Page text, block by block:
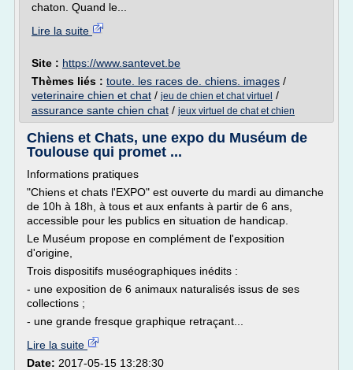
chaton. Quand le...
Lire la suite
Site : https://www.santevet.be
Thèmes liés : toute. les races de. chiens. images /
veterinaire chien et chat / jeu de chien et chat virtuel /
assurance sante chien chat / jeux virtuel de chat et chien
Chiens et Chats, une expo du Muséum de
Toulouse qui promet ...
Informations pratiques
"Chiens et chats l'EXPO" est ouverte du mardi au dimanche
de 10h à 18h, à tous et aux enfants à partir de 6 ans,
accessible pour les publics en situation de handicap.
Le Muséum propose en complément de l'exposition
d'origine,
Trois dispositifs muséographiques inédits :
- une exposition de 6 animaux naturalisés issus de ses
collections ;
- une grande fresque graphique retraçant...
Lire la suite
Date: 2017-05-15 13:28:30